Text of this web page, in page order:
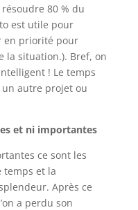
80 % du
est utile pour
en priorité pour
la situation.). Bref, on
! Le temps
autre projet ou
et ni importantes
ce sont les
temps et la
Après ce
a perdu son